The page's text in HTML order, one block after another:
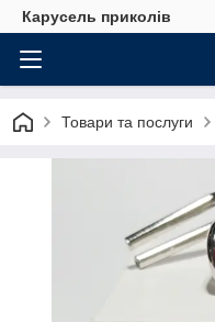
Карусель приколів
Товари та послуги